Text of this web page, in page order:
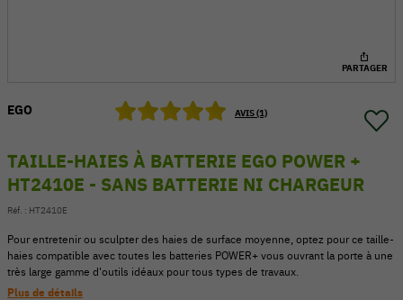
V
PARTAGER
EGO AVIS (1)
TAILLE-HAIES À BATTERIE EGO POWER +
HT2410E - SANS BATTERIE NI CHARGEUR
Réf. : HT2410E
Pour entretenir ou sculpter des haies de surface moyenne, optez pour ce taille-
haies compatible avec toutes les batteries POWER+ vous ouvrant la porte à une
très large gamme d'outils idéaux pour tous types de travaux.
Plus de détails